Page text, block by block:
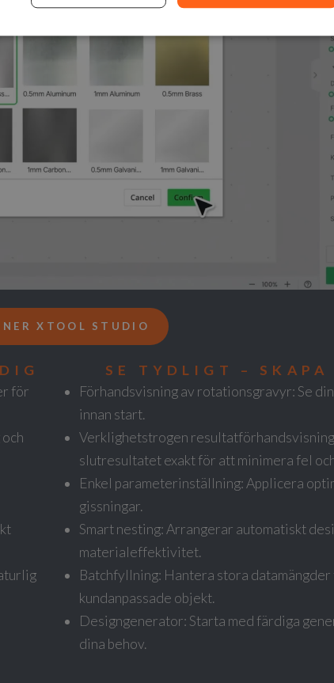
NER XTOOL STUDIO
för
SE TYDLIGT –
Förhandsvisning av rotationsgravyr: Se
innan start.
Verklighetstrogen
slutresultatet exakt för att minimera fel
Enkel parameterinställning: Applicera
gissningar.
Smart nesting: Arrangerar automatiskt
materialeffektivitet.
Batchfyllning: Hantera stora
kundanpassade objekt.
Designgenerator: Starta med färdiga
dina behov.